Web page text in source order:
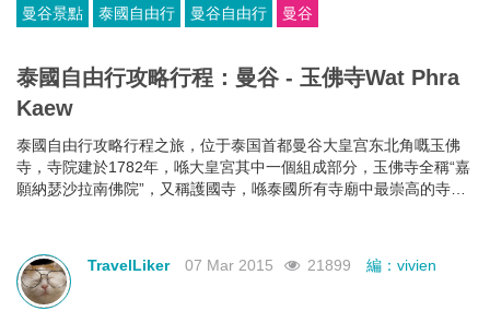
曼谷景點 泰國自由行 曼谷自由行 曼谷
泰國自由行攻略行程：曼谷 - 玉佛寺Wat Phra
Kaew
泰國自由行攻略行程之旅，位于泰国首都曼谷大皇宫东北角嘅玉佛
寺，寺院建於1782年，喺大皇宮其中一個組成部分，玉佛寺全稱“嘉
願納瑟沙拉南佛院”，又稱護國寺，喺泰國所有寺廟中最崇高的寺
TravelLiker
07 Mar 2015 21899 編：vivien